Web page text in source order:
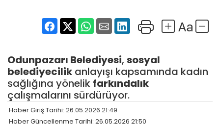
Odunpazarı Belediyesi, sosyal
belediyecilik anlayışı kapsamında kadın
sağlığına yönelik farkındalık
çalışmalarını sürdürüyor.
Haber Giriş Tarihi: 26.05.2026 21:49
Haber Güncellenme Tarihi: 26.05.2026 21:50